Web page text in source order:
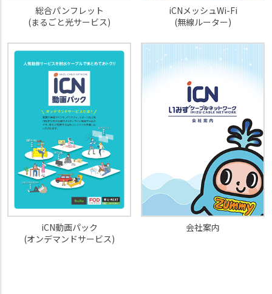
総合パンフレット
(まるごと光サービス)
iCNメッシュWi-Fi
(無線ルーター)
iCN動画パック
(オンデマンドサービス)
会社案内